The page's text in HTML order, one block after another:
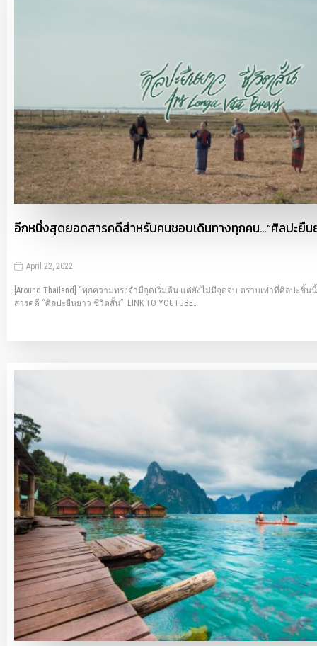
อีกหนึ่งสุดยอดสารคดีสำหรับคนชอบเดินทางทุกคน…”ศิลปะยืน
April 22, 2022
[Around Thailand] “ทุกความทรงจำมีจุดเริ่มต้น แต่ยังไม่มีจุดจบ ตราบเท่าที่ศิลปะชิ้น
สารคดี “ศิลปะยืนยาว ชีวิตสั้น” LINK TO YOUTUBE…